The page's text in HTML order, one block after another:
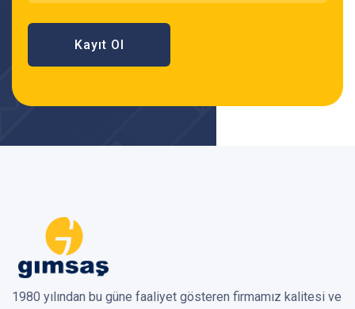
Kayıt Ol
1980 yılından bu güne faaliyet gösteren firmamız kalitesi ve